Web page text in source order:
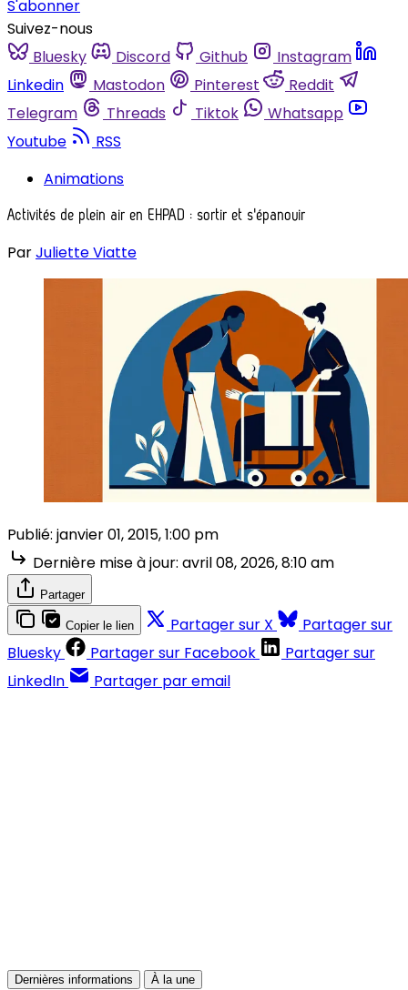
S'abonner
Suivez-nous
Bluesky
Discord Github
Instagram
Linkedin
Mastodon Pinterest
Reddit
Telegram
Threads Tiktok
Whatsapp
Youtube
RSS
Animations
Activités de plein air en EHPAD : sortir et s'épanouir
ParJuliette Viatte
Publié: janvier 01, 2015, 1:00 pm
Dernière mise à jour: avril 08, 2026, 8:10 am
Partager
Copier le lien Partager sur X
Partager sur
Bluesky
Partager sur Facebook
Partager sur
LinkedIn
Partager par email
Dernières informations À la une